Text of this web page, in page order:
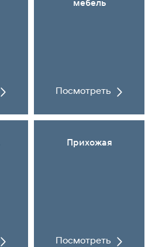
мебель
Посмотреть
Прихожая
Посмотреть